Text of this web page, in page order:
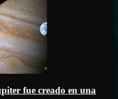
fue creado en una